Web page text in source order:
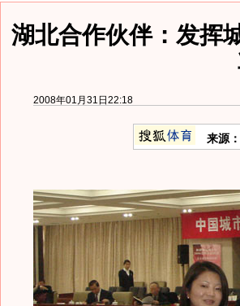
湖北合作伙伴：发挥
2008年01月31日22:18
来源